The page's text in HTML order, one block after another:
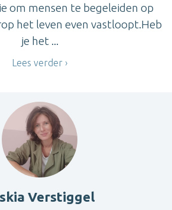
om mensen te begeleiden op
het leven even vastloopt.Heb
je het ...
Lees verder
Verstiggel